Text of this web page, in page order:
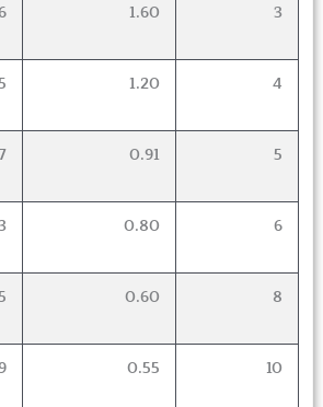
3
1.60
4
1.20
5
0.91
6
0.80
8
0.60
10
0.55